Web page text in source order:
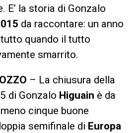
E’ la storia di Gonzalo
da raccontare: un anno
quando il tutto
smarrito.
– La chiusura della
di Gonzalo Higuain è da
cinque buone
semifinale di Europa